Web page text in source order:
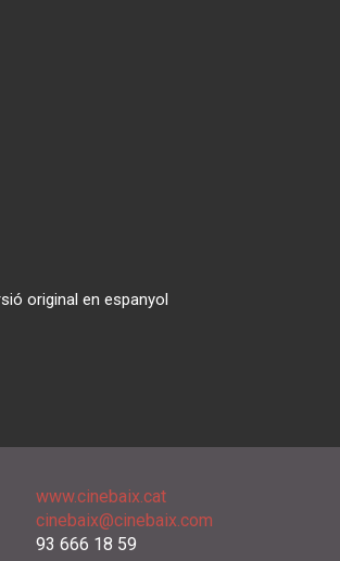
original en espanyol
www.cinebaix.cat
cinebaix@cinebaix.com
93 666 18 59